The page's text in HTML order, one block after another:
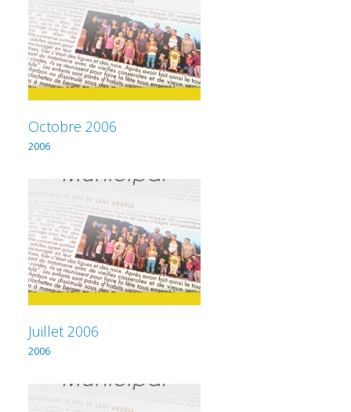
Octobre 2006
2006
Juillet 2006
2006